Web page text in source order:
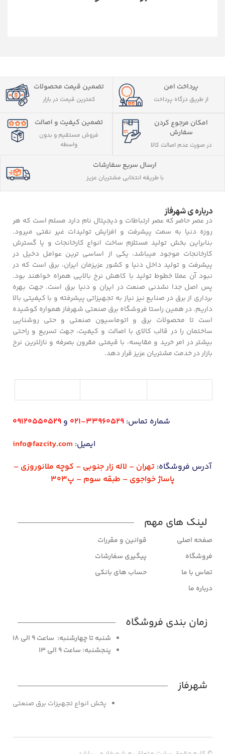
پرداخت امن
از طریق درگاه پرداخت
تضمین قیمت محصولات
کمترین قیمت در بازار
امکان مرجوع کردن
سفارش
در صورت عدم اصالت کالا
تضمین کیفیت و اصالت
فروش مستقیم و بدون
واسطه
ارسال سریع سفارشات
با طریقه انتخابی مشتریان عزیز
درباره ی شهرفاز
در عصر حاضر که عصر ارتباطات و دیجیتال نام دارد مسلم است که هر
روزه دنیا به سمت پیشرفت و افزایش تولیدات غیر نفتی میرود.
بنابراین بخش تولید مستلزم ساخت انواع کارخانجات و یا گسترش
کارخانجات موجود میباشد، یکی از اساسی ترین عوامل دخیل در
پیشرفت و تولید داخل دنیا و کشور عزیزمان ایران، برق است که در
نبود آن عملا خطوط تولید با کاهش نرخ بالایی همراه خواهند بود.
پس اصل جدا نشدنی صنعت در ایران و دنیا برق است. جهت بهره
برداری از برق در صنایع نیز نیاز به تجهیزاتی پیشرفته و با کیفیتی بالا
داریم. در همین راستا فروشگاه برق صنعتی شهرفاز همواره کوشیده
است تا محصولات برق و اتوماسیون صنعتی و حتی روشنایی
ساختمان را در قالب کالای با اصالت و کیفیت، جهت تسریع و راحتی
بیشتر در امر خرید و مقایسه، با قیمتی مقرون بصرفه و نازلترین نرخ
بازار در خدمت مشتریان عزیز قرار دهد.
شماره تماس: 33960529-021 و 09120550529
ایمیل: info@fazcity.com
آدرس فروشگاه: تهران – لاله زار جنوبی – کوچه ملانوروزی –
پاساژ خواجوی – طبقه سوم – پ303
لینک های مهم
صفحه اصلی
فروشگاه
تماس با ما
درباره ما
قوانین و مقررات
پیگیری سفارشات
حساب های بانکی
زمان بندی فروشگاه
شنبه تا چهارشنبه: ساعت 9 الی 18
پنجشنبه: ساعت 9 الی 13
شهرفاز
پخش انواع تجهیزات برق صنعتی